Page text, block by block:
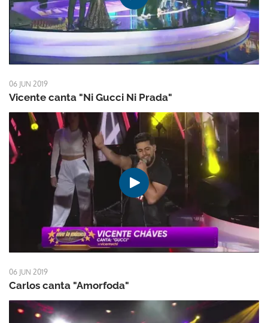
06 JUN 2019
Vicente canta "Ni Gucci Ni Prada"
06 JUN 2019
Carlos canta "Amorfoda"